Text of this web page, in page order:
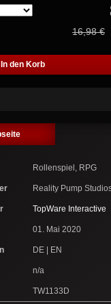
16,98 €
Rollenspiel, RPG
Reality Pump
TopWare Interactive
01. Mai 2020
DE | EN
n/a
TW1133D